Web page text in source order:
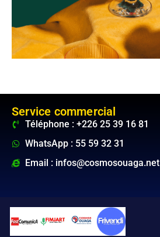
Service commercial
Téléphone : +226 25 39 16 81
WhatsApp : 55 59 32 31
Email : infos@cosmosouaga.net